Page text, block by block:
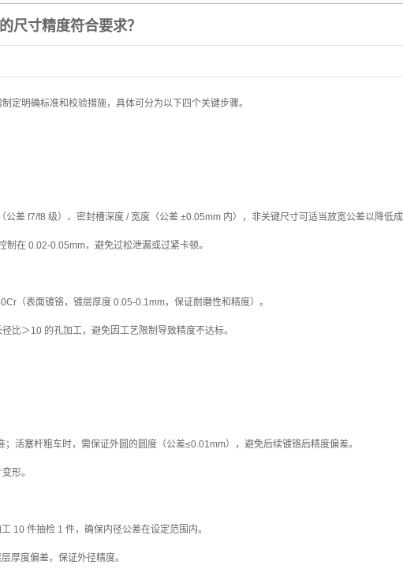
尺寸精度符合要求？
定明确标准和校验措施，具体可分为以下四个关键步骤。
公差 f7/f8 级）、密封槽深度 / 宽度（公差 ±0.05mm 内），非关键尺寸可适当放宽公差以降低
在 0.02-0.05mm，避免过松泄漏或过紧卡顿。
（表面镀铬，镀层厚度 0.05-0.1mm，保证耐磨性和精度）。
比＞10 的孔加工，避免因工艺限制导致精度不达标。
活塞杆粗车时，需保证外圆的圆度（公差≤0.01mm），避免后续镀铬后精度偏差。
形。
10 件抽检 1 件，确保内径公差在设定范围内。
厚度偏差，保证外径精度。